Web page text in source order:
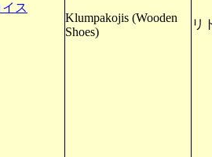
ス
Klumpakojis (Wooden
Shoes)
リ